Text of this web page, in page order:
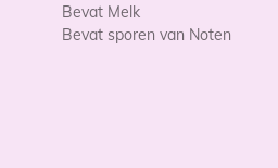
Bevat Melk
Bevat sporen van Noten